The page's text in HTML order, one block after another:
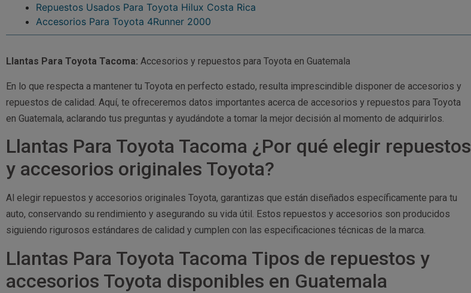
Repuestos Usados Para Toyota Hilux Costa Rica
Accesorios Para Toyota 4Runner 2000
Llantas Para Toyota Tacoma: Accesorios y repuestos para Toyota en Guatemala
En lo que respecta a mantener tu Toyota en perfecto estado, resulta imprescindible disponer de accesorios y
repuestos de calidad. Aquí, te ofreceremos datos importantes acerca de accesorios y repuestos para Toyota
en Guatemala, aclarando tus preguntas y ayudándote a tomar la mejor decisión al momento de adquirirlos.
Llantas Para Toyota Tacoma ¿Por qué elegir repuestos
y accesorios originales Toyota?
Al elegir repuestos y accesorios originales Toyota, garantizas que están diseñados específicamente para tu
auto, conservando su rendimiento y asegurando su vida útil. Estos repuestos y accesorios son producidos
siguiendo rigurosos estándares de calidad y cumplen con las especificaciones técnicas de la marca.
Llantas Para Toyota Tacoma Tipos de repuestos y
accesorios Toyota disponibles en Guatemala